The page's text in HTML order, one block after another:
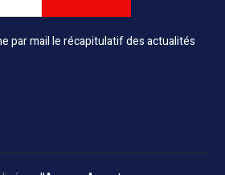
par mail le récapitulatif des actualités